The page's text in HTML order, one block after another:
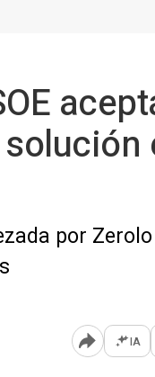
por
Abrir IA